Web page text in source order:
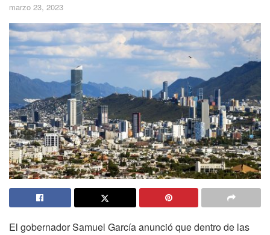
marzo 23, 2023
El gobernador Samuel García anunció que dentro de las